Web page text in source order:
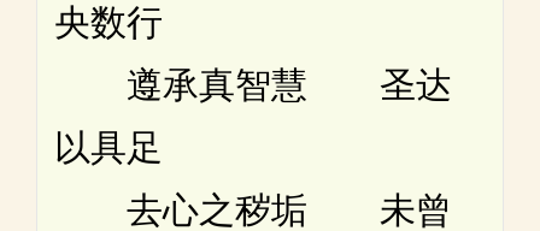
央数行
遵承真智慧 圣达
以具足
去心之秽垢 未曾